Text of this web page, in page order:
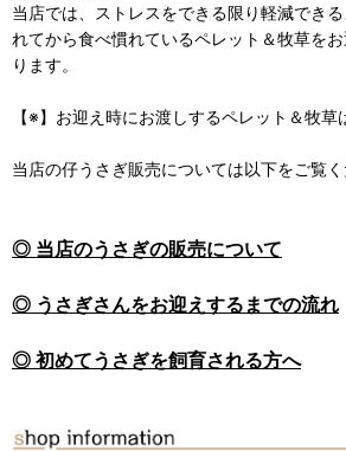
当店では、ストレスをできる限り軽減でき
れてから食べ慣れているペレット＆牧草を
ります。
【※】お迎え時にお渡しするペレット＆牧草
当店の仔うさぎ販売については以下をご覧く
◎ 当店のうさぎの販売について
◎ うさぎさんをお迎えするまでの流れ
◎ 初めてうさぎを飼育される方へ